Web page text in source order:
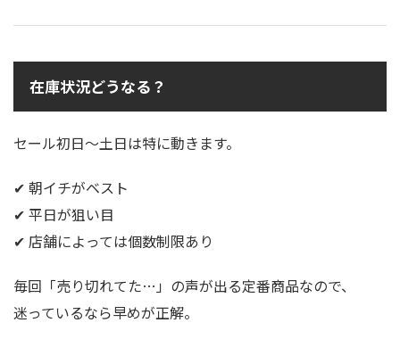
在庫状況どうなる？
セール初日〜土日は特に動きます。
✔ 朝イチがベスト
✔ 平日が狙い目
✔ 店舗によっては個数制限あり
毎回「売り切れてた…」の声が出る定番商品なので、
迷っているなら早めが正解。